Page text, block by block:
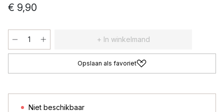
€ 9,90
+ In winkelmand
Opslaan als favoriet
Niet beschikbaar